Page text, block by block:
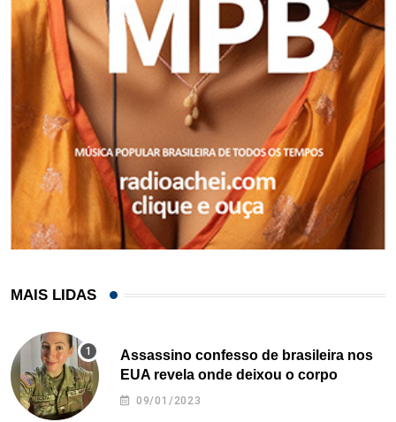
MAIS LIDAS
Assassino confesso de brasileira nos
EUA revela onde deixou o corpo
09/01/2023